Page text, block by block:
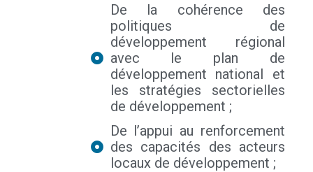
De la cohérence des
politiques de
développement régional
avec le plan de
développement national et
les stratégies sectorielles
de développement ;
De l’appui au renforcement
des capacités des acteurs
locaux de développement ;